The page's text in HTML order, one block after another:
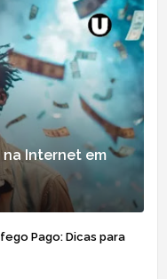
na Internet em
Pago: Dicas para